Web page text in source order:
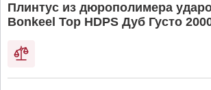
Плинтус из дюрополимера
Bonkeel Top HDPS Дуб Густо